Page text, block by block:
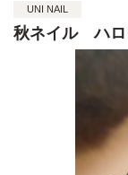
UNI NAIL
秋ネイル ハロ